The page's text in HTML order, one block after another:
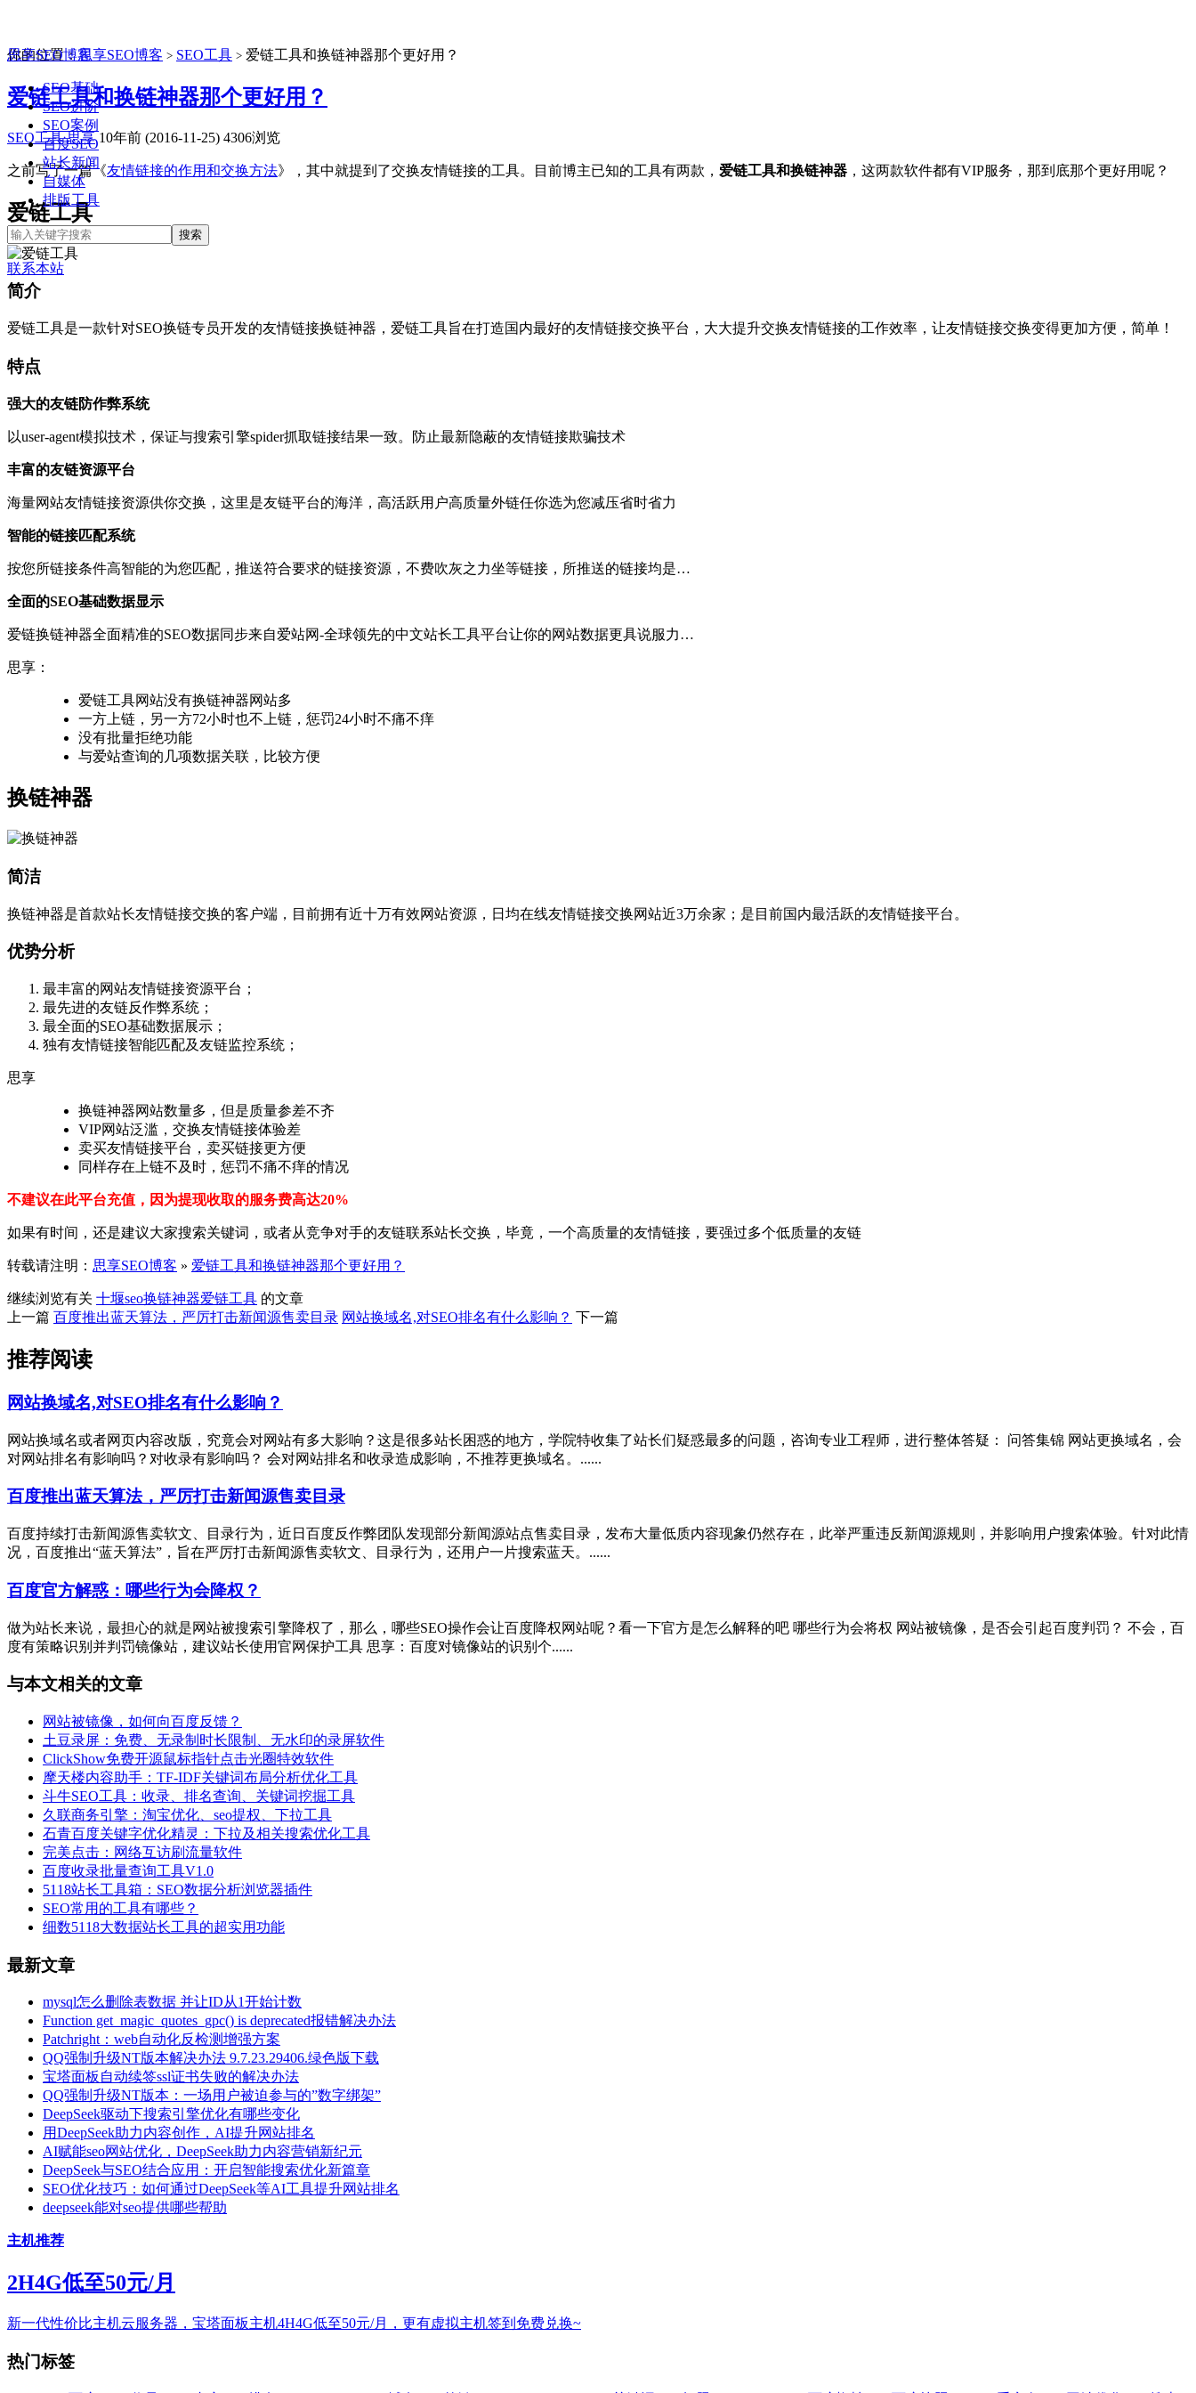
思享SEO博客
SEO基础
SEO进阶
SEO案例
百度SEO
站长新闻
自媒体
排版工具
联系本站
你的位置：思享SEO博客 > SEO工具 > 爱链工具和换链神器那个更好用？
爱链工具和换链神器那个更好用？
SEO工具 思享 10年前 (2016-11-25) 4306浏览
之前写了一篇《友情链接的作用和交换方法》，其中就提到了交换友情链接的工具。目前博主已知的工具有两款， 爱链工具和换链神器 ，这两款软件都有VIP服务，那到底那个更好用呢？
爱链工具
简介
爱链工具是一款针对SEO换链专员开发的友情链接换链神器，爱链工具旨在打造国内最好的友情链接交换平台，大大提升交换友情链接的工作效率，让友情链接交换变得更加方便，简单！
特点
强大的友链防作弊系统
以user-agent模拟技术，保证与搜索引擎spider抓取链接结果一致。防止最新隐蔽的友情链接欺骗技术
丰富的友链资源平台
海量网站友情链接资源供你交换，这里是友链平台的海洋，高活跃用户高质量外链任你选为您减压省时省力
智能的链接匹配系统
按您所链接条件高智能的为您匹配，推送符合要求的链接资源，不费吹灰之力坐等链接，所推送的链接均是…
全面的SEO基础数据显示
爱链换链神器全面精准的SEO数据同步来自爱站网-全球领先的中文站长工具平台让你的网站数据更具说服力…
思享：
爱链工具网站没有换链神器网站多
一方上链，另一方72小时也不上链，惩罚24小时不痛不痒
没有批量拒绝功能
与爱站查询的几项数据关联，比较方便
换链神器
简洁
换链神器是首款站长友情链接交换的客户端，目前拥有近十万有效网站资源，日均在线友情链接交换网站近3万余家；是目前国内最活跃的友情链接平台。
优势分析
最丰富的网站友情链接资源平台；
最先进的友链反作弊系统；
最全面的SEO基础数据展示；
独有友情链接智能匹配及友链监控系统；
思享
换链神器网站数量多，但是质量参差不齐
VIP网站泛滥，交换友情链接体验差
卖买友情链接平台，卖买链接更方便
同样存在上链不及时，惩罚不痛不痒的情况
不建议在此平台充值，因为提现收取的服务费高达20%
如果有时间，还是建议大家搜索关键词，或者从竞争对手的友链联系站长交换，毕竟，一个高质量的友情链接，要强过多个低质量的友链
转载请注明： 思享SEO博客 » 爱链工具和换链神器那个更好用？
继续浏览有关 十堰seo换链神器爱链工具 的文章
上一篇 百度推出蓝天算法，严厉打击新闻源售卖目录 网站换域名,对SEO排名有什么影响？ 下一篇
推荐阅读
网站换域名,对SEO排名有什么影响？
网站换域名或者网页内容改版，究竟会对网站有多大影响？这是很多站长困惑的地方，学院特收集了站长们疑惑最多的问题，咨询专业工程师，进行整体答疑： 问答集锦 网站更换域名，会
对网站排名有影响吗？对收录有影响吗？ 会对网站排名和收录造成影响，不推荐更换域名。......
百度推出蓝天算法，严厉打击新闻源售卖目录
百度持续打击新闻源售卖软文、目录行为，近日百度反作弊团队发现部分新闻源站点售卖目录，发布大量低质内容现象仍然存在，此举严重违反新闻源规则，并影响用户搜索体验。针对此情
况，百度推出“蓝天算法”，旨在严厉打击新闻源售卖软文、目录行为，还用户一片搜索蓝天。......
百度官方解惑：哪些行为会降权？
做为站长来说，最担心的就是网站被搜索引擎降权了，那么，哪些SEO操作会让百度降权网站呢？看一下官方是怎么解释的吧 哪些行为会将权 网站被镜像，是否会引起百度判罚？ 不会，百
度有策略识别并判罚镜像站，建议站长使用官网保护工具 思享：百度对镜像站的识别个......
与本文相关的文章
网站被镜像，如何向百度反馈？
土豆录屏：免费、无录制时长限制、无水印的录屏软件
ClickShow免费开源鼠标指针点击光圈特效软件
摩天楼内容助手：TF-IDF关键词布局分析优化工具
斗牛SEO工具：收录、排名查询、关键词挖掘工具
久联商务引擎：淘宝优化、seo提权、下拉工具
石青百度关键字优化精灵：下拉及相关搜索优化工具
完美点击：网络互访刷流量软件
百度收录批量查询工具V1.0
5118站长工具箱：SEO数据分析浏览器插件
SEO常用的工具有哪些？
细数5118大数据站长工具的超实用功能
最新文章
mysql怎么删除表数据 并让ID从1开始计数
Function get_magic_quotes_gpc() is deprecated报错解决办法
Patchright：web自动化反检测增强方案
QQ强制升级NT版本解决办法 9.7.23.29406.绿色版下载
宝塔面板自动续签ssl证书失败的解决办法
QQ强制升级NT版本：一场用户被迫参与的”数字绑架”
DeepSeek驱动下搜索引擎优化有哪些变化
用DeepSeek助力内容创作，AI提升网站排名
AI赋能seo网站优化，DeepSeek助力内容营销新纪元
DeepSeek与SEO结合应用：开启智能搜索优化新篇章
SEO优化技巧：如何通过DeepSeek等AI工具提升网站排名
deepseek能对seo提供哪些帮助
主机推荐
2H4G低至50元/月
新一代性价比主机云服务器，宝塔面板主机4H4G低至50元/月，更有虚拟主机签到免费兑换~
热门标签